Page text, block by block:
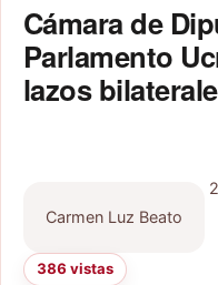
Cámara de
Parlamento
lazos
Carmen Luz Beato
386 vistas